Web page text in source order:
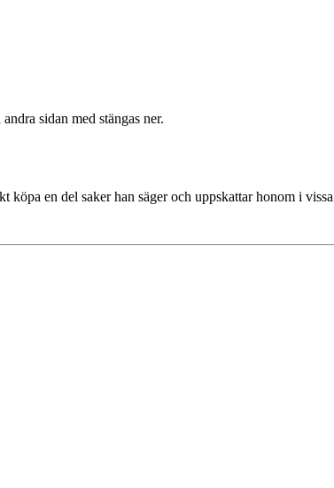
sidan med stängas ner.
köpa en del saker han säger och uppskattar honom i vissa